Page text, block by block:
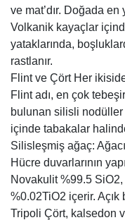
ve mat’dır. Doğada en
Volkanik kayaçlar
yataklarında,
rastlanır.
Flint ve Çört Her
Flint adı, en çok
bulunan silisli nodüller
içinde tabakalar
Silisleşmiş ağaç:
Hücre duvarlarının
Novakulit %99.5
%0.02TiO2 içerir. Açık
Tripoli Çört, kalsedon